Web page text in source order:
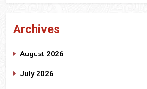
Archives
August 2026
July 2026